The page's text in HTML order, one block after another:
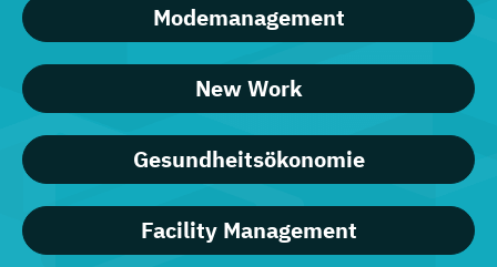
Modemanagement
New Work
Gesundheitsökonomie
Facility Management